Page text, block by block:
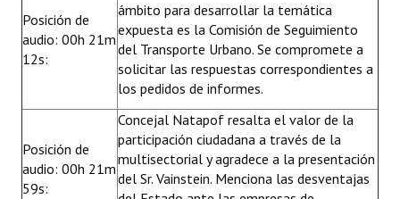
Mujeres que Dejaron Huellas - Registro
Periodistas Decanos - Registro
Banca del Vecino - Registro
Huéspedes de Honor - Registro
Posición de
audio: 00h 21m
12s:
ámbito para desarrollar la temática
expuesta es la Comisión de Seguimiento
del Transporte Urbano. Se compromete a
solicitar las respuestas correspondientes a
los pedidos de informes.
Posición de
audio: 00h 21m
59s:
Concejal Natapof resalta el valor de la
participación ciudadana a través de la
multisectorial y agradece a la presentación
del Sr. Vainstein. Menciona las desventajas